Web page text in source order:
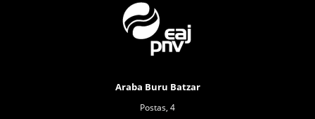
Araba Buru Batzar
Postas, 4